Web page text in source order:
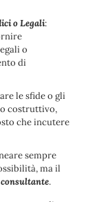
o Legali:
o
di
le sfide o gli
costruttivo,
che incutere
sempre
ma il
consultante.